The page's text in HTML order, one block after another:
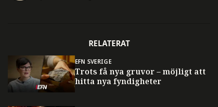
RELATERAT
EFN SVERIGE
Trots få nya gruvor – möjligt att
hitta nya fyndigheter